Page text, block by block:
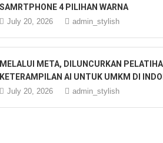
4 PILIHAN WARNA
July 20, 2026 admin_stylish
META, DILUNCURKAN
AI UNTUK UMKM DI
July 20, 2026 admin_stylish